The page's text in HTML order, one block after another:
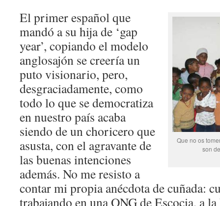
Que no os
son
El primer español que
mandó a su hija de ‘gap
year’, copiando el modelo
anglosajón se creería un
puto visionario, pero,
desgraciadamente, como
todo lo que se democratiza
en nuestro país acaba
siendo de un choricero que
asusta, con el agravante de
las buenas intenciones
además. No me resisto a
contar mi propia anécdota de cuñada:
trabajando en una ONG de Escocia, a